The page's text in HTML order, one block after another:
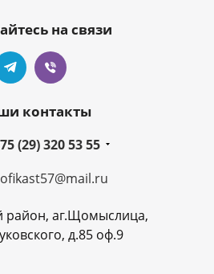
на связи
контакты
(29) 320 53 55
район, аг.Щомыслица,
д.85 оф.9